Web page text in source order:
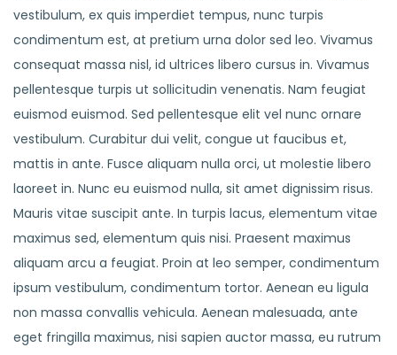
vestibulum, ex quis imperdiet tempus, nunc turpis
condimentum est, at pretium urna dolor sed leo. Vivamus
consequat massa nisl, id ultrices libero cursus in. Vivamus
pellentesque turpis ut sollicitudin venenatis. Nam feugiat
euismod euismod. Sed pellentesque elit vel nunc ornare
vestibulum. Curabitur dui velit, congue ut faucibus et,
mattis in ante. Fusce aliquam nulla orci, ut molestie libero
laoreet in. Nunc eu euismod nulla, sit amet dignissim risus.
Mauris vitae suscipit ante. In turpis lacus, elementum vitae
maximus sed, elementum quis nisi. Praesent maximus
aliquam arcu a feugiat. Proin at leo semper, condimentum
ipsum vestibulum, condimentum tortor. Aenean eu ligula
non massa convallis vehicula. Aenean malesuada, ante
eget fringilla maximus, nisi sapien auctor massa, eu rutrum